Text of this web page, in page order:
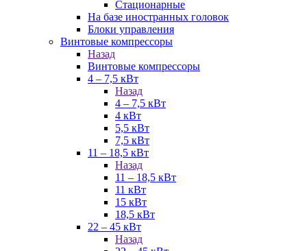
Стационарные
На базе иностранных головок
Блоки управления
Винтовые компрессоры
Назад
Винтовые компрессоры
4 – 7,5 кВт
Назад
4 – 7,5 кВт
4 кВт
5,5 кВт
7,5 кВт
11 – 18,5 кВт
Назад
11 – 18,5 кВт
11 кВт
15 кВт
18,5 кВт
22 – 45 кВт
Назад